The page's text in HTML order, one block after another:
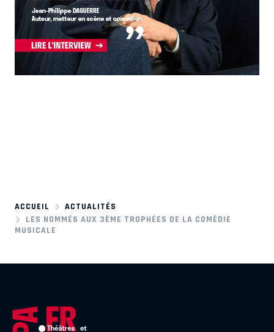
ACCUEIL
ACTUALITÉS
LES NOMMÉS AUX 3ÈME TROPHÉES DE LA COMÉDIE
MUSICALE